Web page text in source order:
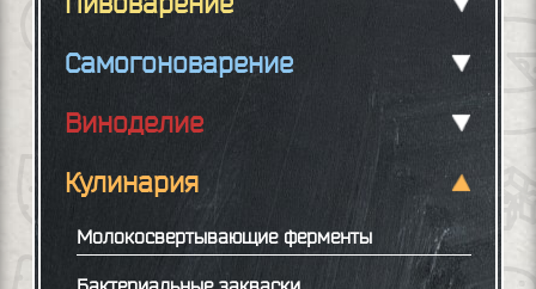
Самогоноварение
Виноделие
Кулинария
Молокосвертывающие ферменты